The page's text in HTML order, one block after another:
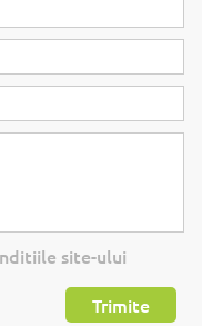
site-ului
Trimite